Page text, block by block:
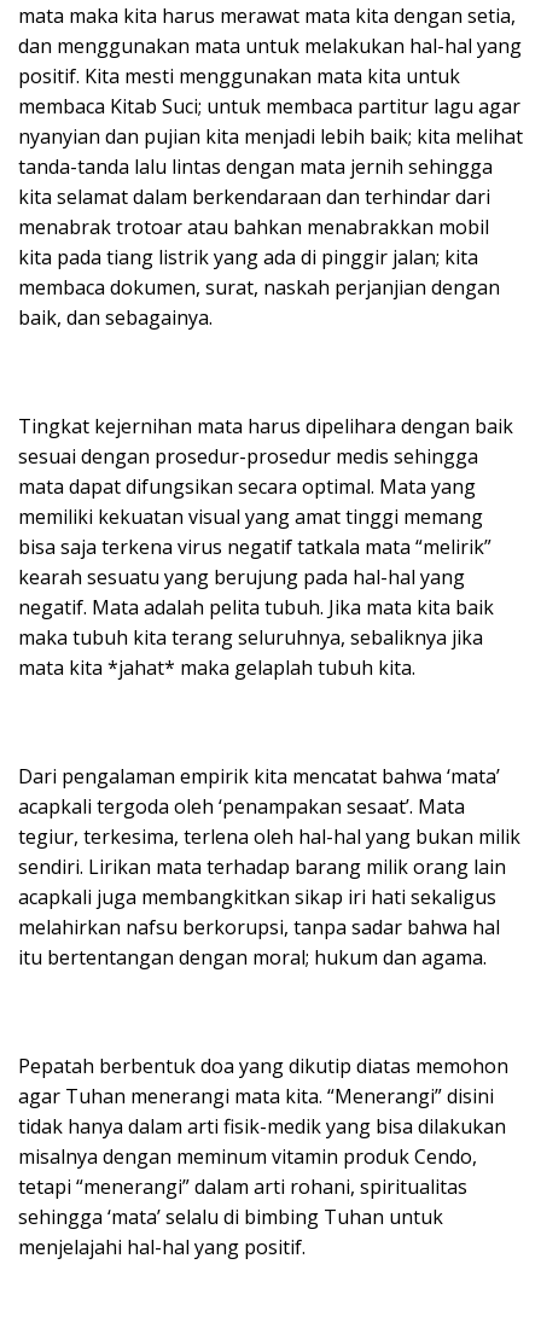
mata maka kita harus merawat mata kita dengan setia,
dan menggunakan mata untuk melakukan hal-hal yang
positif. Kita mesti menggunakan mata kita untuk
membaca Kitab Suci; untuk membaca partitur lagu agar
nyanyian dan pujian kita menjadi lebih baik; kita melihat
tanda-tanda lalu lintas dengan mata jernih sehingga
kita selamat dalam berkendaraan dan terhindar dari
menabrak trotoar atau bahkan menabrakkan mobil
kita pada tiang listrik yang ada di pinggir jalan; kita
membaca dokumen, surat, naskah perjanjian dengan
baik, dan sebagainya.
Tingkat kejernihan mata harus dipelihara dengan baik
sesuai dengan prosedur-prosedur medis sehingga
mata dapat difungsikan secara optimal. Mata yang
memiliki kekuatan visual yang amat tinggi memang
bisa saja terkena virus negatif tatkala mata “melirik”
kearah sesuatu yang berujung pada hal-hal yang
negatif. Mata adalah pelita tubuh. Jika mata kita baik
maka tubuh kita terang seluruhnya, sebaliknya jika
mata kita *jahat* maka gelaplah tubuh kita.
Dari pengalaman empirik kita mencatat bahwa ‘mata’
acapkali tergoda oleh ‘penampakan sesaat’. Mata
tegiur, terkesima, terlena oleh hal-hal yang bukan milik
sendiri. Lirikan mata terhadap barang milik orang lain
acapkali juga membangkitkan sikap iri hati sekaligus
melahirkan nafsu berkorupsi, tanpa sadar bahwa hal
itu bertentangan dengan moral; hukum dan agama.
Pepatah berbentuk doa yang dikutip diatas memohon
agar Tuhan menerangi mata kita. “Menerangi” disini
tidak hanya dalam arti fisik-medik yang bisa dilakukan
misalnya dengan meminum vitamin produk Cendo,
tetapi “menerangi” dalam arti rohani, spiritualitas
sehingga ‘mata’ selalu di bimbing Tuhan untuk
menjelajahi hal-hal yang positif.